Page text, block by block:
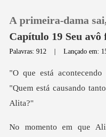
Loja
Histórico
A primeira-dama
Capítulo 19 Seu
Palavras: 912 |Lançado em:
"Quem está causando tan